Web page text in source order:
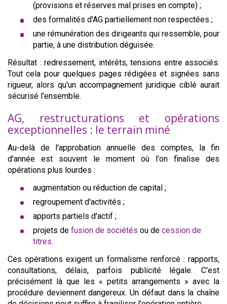
(provisions et réserves mal prises en compte) ;
des formalités d'AG partiellement non respectées ;
une rémunération des dirigeants qui ressemble, pour
partie, à une distribution déguisée.
Résultat : redressement, intérêts, tensions entre associés.
Tout cela pour quelques pages rédigées et signées sans
rigueur, alors qu'un accompagnement juridique ciblé aurait
sécurisé l'ensemble.
AG, restructurations et opérations
exceptionnelles : le terrain miné
Au-delà de l'approbation annuelle des comptes, la fin
d'année est souvent le moment où l'on finalise des
opérations plus lourdes :
augmentation ou réduction de capital ;
regroupement d'activités ;
apports partiels d'actif ;
projets de fusion de sociétés ou de cession de
titres.
Ces opérations exigent un formalisme renforcé : rapports,
consultations, délais, parfois publicité légale. C'est
précisément là que les « petits arrangements » avec la
procédure deviennent dangereux. Un défaut dans la chaîne